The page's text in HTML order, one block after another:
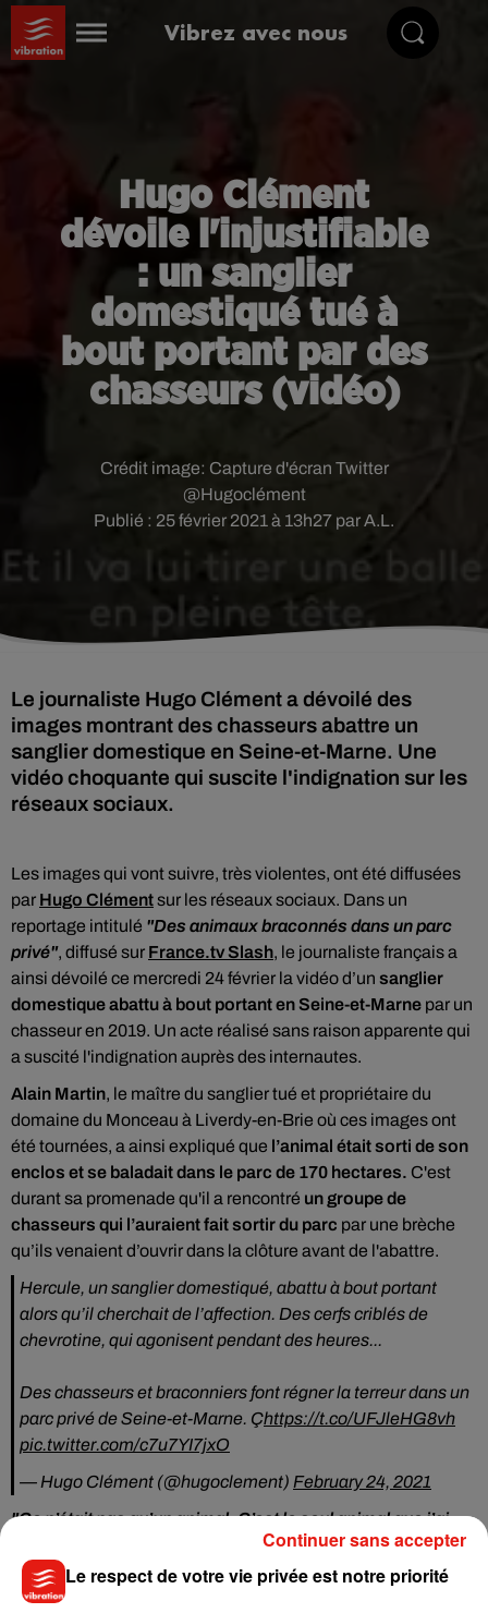
Vibrez avec nous
Hugo Clément
dévoile l'injustifiable
: un sanglier
domestiqué tué à
bout portant par des
chasseurs (vidéo)
Publié : 25 février 2021 à 13h27 par A.L.
Crédit image: Capture d'écran Twitter
@Hugoclément
Le journaliste Hugo Clément a dévoilé des
images montrant des chasseurs abattre un
sanglier domestique en Seine-et-Marne. Une
vidéo choquante qui suscite l'indignation sur les
réseaux sociaux.
Les images qui vont suivre, très violentes, ont été diffusées
par Hugo Clémentsur les réseaux sociaux. Dans un
reportage intitulé "Des animaux braconnés dans un parc
privé", diffusé sur France.tv Slash, le journaliste françaisa
ainsi dévoilé ce mercredi 24 février la vidéo d’un sanglier
domestique abattu à bout portant en Seine-et-Marne par un
chasseuren 2019. Un acte réalisé sans raison apparente qui
a suscité l'indignation auprès des internautes.
Alain Martin, le maître du sanglier tué et propriétaire du
domaine du Monceau à Liverdy-en-Brie où ces images ont
été tournées, a ainsi expliqué que l’animal était sorti de son
enclos et se baladait dans le parc de 170 hectares. C'est
durant sa promenade qu'il a rencontré un groupe de
chasseurs qui l’auraient fait sortir du parc par une brèche
qu’ils venaient d’ouvrir dans la clôture avant de l'abattre.
Hercule, un sanglier domestiqué, abattu à bout portant
alors qu’il cherchait de l’affection. Des cerfs criblés de
chevrotine, qui agonisent pendant des heures...
Des chasseurs et braconniers font régner la terreur dans un
parc privé de Seine-et-Marne. Ç️https://t.co/UFJleHG8vh
pic.twitter.com/c7u7YI7jxO
— Hugo Clément (@hugoclement) February 24, 2021
"Ce n’était pas qu’un animal. C’est le seul animal que j’ai
vraiment considéré de compagnie. Il me suivait partout, je
l’ai élevé au biberon", a confié le propriétaire d'Hercule, les
larmes aux yeux face à la caméra.
Le respect de votre vie privée est notre priorité
Continuer sans accepter